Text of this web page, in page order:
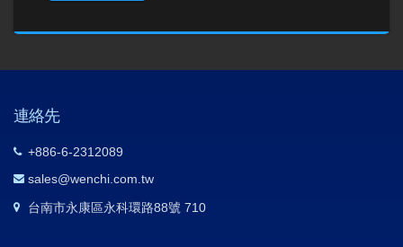
連絡先
+886-6-2312089
sales@wenchi.com.tw
台南市永康區永科環路88號 710